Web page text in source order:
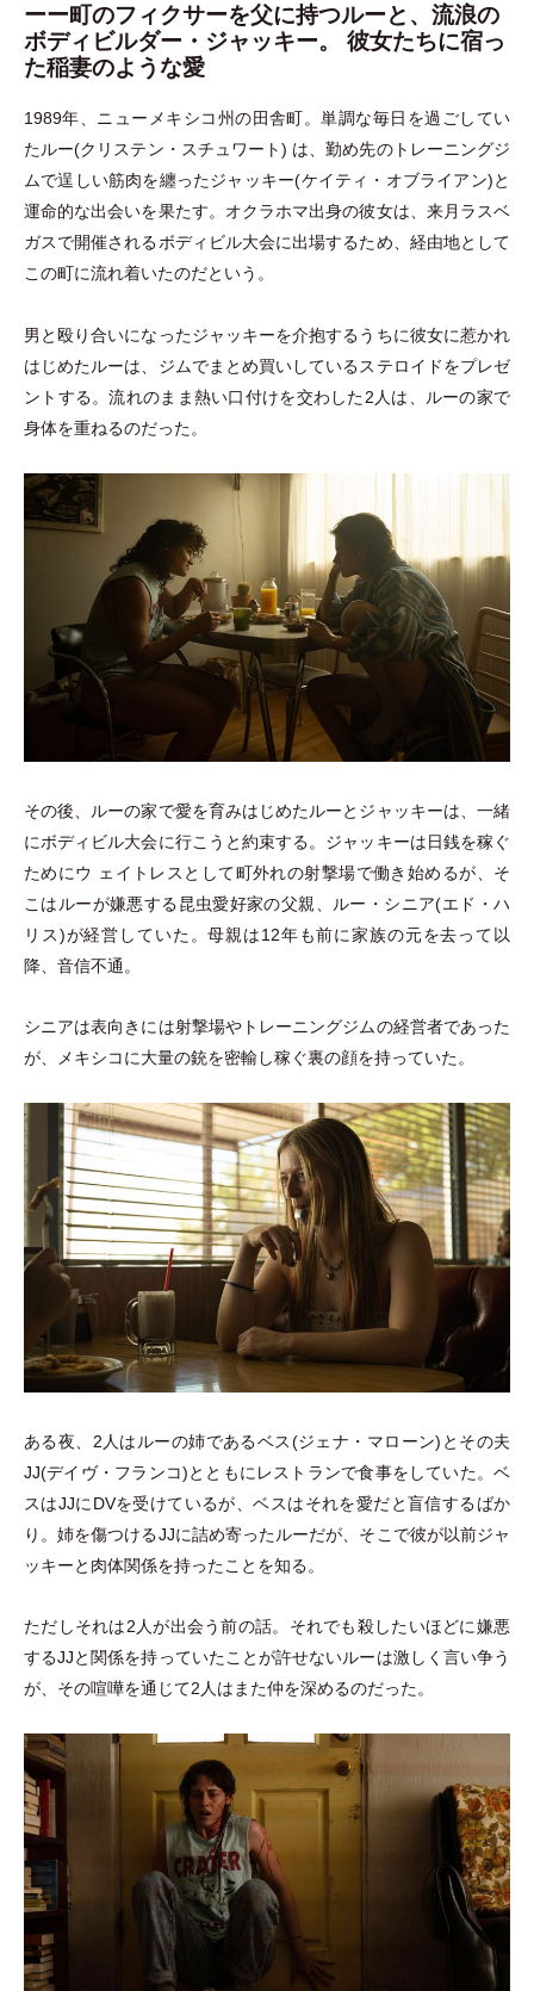
ーー町のフィクサーを父に持つルーと、流浪の
ボディビルダー・ジャッキー。 彼女たちに宿っ
た稲妻のような愛
1989年、ニューメキシコ州の田舎町。単調な毎日を過ごしてい
たルー(クリステン ・ スチュワート) は、勤め先のトレーニングジ
ムで逞しい筋肉を纏ったジャッキー(ケイティ ・ オブライアン)と
運命的な出会いを果たす。オクラホマ出身の彼女は、来月ラスベ
ガスで開催されるボディビル大会に出場するため、経由地として
この町に流れ着いたのだという。
男と殴り合いになったジャッキーを介抱するうちに彼女に惹かれ
はじめたルーは、ジムでまとめ買いしているステロイドをプレゼ
ントする。流れのまま熱い口付けを交わした2人は、ルーの家で
身体を重ねるのだった。
その後、ルーの家で愛を育みはじめたルーとジャッキーは、一緒
にボディビル大会に行こうと約束する。ジャッキーは日銭を稼ぐ
ためにウ ェイトレスとして町外れの射撃場で働き始めるが、そ
こはルーが嫌悪する昆虫愛好家の父親、ルー ・ シニア(エド ・ハ
リス)が経営していた。母親は12年も前に家族の元を去って以
降、音信不通。
シニアは表向きには射撃場やトレーニングジムの経営者であった
が、メキシコに大量の銃を密輸し稼ぐ裏の顔を持っていた。
ある夜、2人はルーの姉であるベス(ジェナ ・ マローン)とその夫
JJ(デイヴ・ フランコ)とともにレストランで食事をしていた。ベ
スはJJにDVを受けているが、ベスはそれを愛だと盲信するばか
り。姉を傷つけるJJに詰め寄ったルーだが、そこで彼が以前ジャ
ッキーと肉体関係を持ったことを知る。
ただしそれは2人が出会う前の話。それでも殺したいほどに嫌悪
するJJと関係を持っていたことが許せないルーは激しく言い争う
が、その喧嘩を通じて2人はまた仲を深めるのだった。